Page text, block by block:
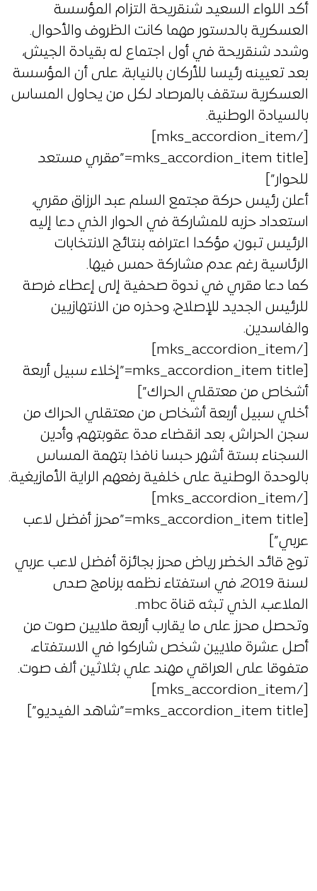
أكد اللواء السعيد شنقريحة التزام المؤسسة
العسكرية بالدستور مهما كانت الظروف والأحوال.
وشدد شنقريحة في أول اجتماع له بقيادة الجيش،
بعد تعيينه رئيسا للأركان بالنيابة، على أن المؤسسة
العسكرية ستقف بالمرصاد لكل من يحاول المساس
بالسيادة الوطنية.
[/mks_accordion_item]
[mks_accordion_item title=”مقري مستعد
للحوار”]
أعلن رئيس حركة مجتمع السلم عبد الرزاق مقري،
استعداد حزبه للمشاركة في الحوار الذي دعا إليه
الرئيس تبون، مؤكدا اعترافه بنتائج الانتخابات
الرئاسية رغم عدم مشاركة حمس فيها.
كما دعا مقري في ندوة صحفية إلى إعطاء فرصة
للرئيس الجديد للإصلاح، وحذره من الانتهازيين
والفاسدين.
[/mks_accordion_item]
[mks_accordion_item title=”إخلاء سبيل أربعة
أشخاص من معتقلي الحراك”]
أخلي سبيل أربعة أشخاص من معتقلي الحراك من
سجن الحراش، بعد انقضاء مدة عقوبتهم، وأدين
السجناء بستة أشهر حبسا نافذا بتهمة المساس
بالوحدة الوطنية على خلفية رفعهم الراية الأمازيغية.
[/mks_accordion_item]
[mks_accordion_item title=”محرز أفضل لاعب
عربي”]
توج قائد الخضر رياض محرز بجائزة أفضل لاعب عربي
لسنة 2019، في استفتاء نظمه برنامج صدى
الملاعب، الذي تبثه قناة mbc.
وتحصل محرز على ما يقارب أربعة ملايين صوت من
أصل عشرة ملايين شخص شاركوا في الاستفتاء،
متفوقا على العراقي مهند علي بثلاثين ألف صوت.
[/mks_accordion_item]